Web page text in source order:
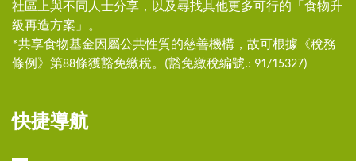
社區上與不同人士分享，以及尋找其他更多可行的「食物升
級再造方案」。
*共享食物基金因屬公共性質的慈善機構，故可根據《稅務
條例》第88條獲豁免繳稅。(豁免繳稅編號.: 91/15327)
快捷導航